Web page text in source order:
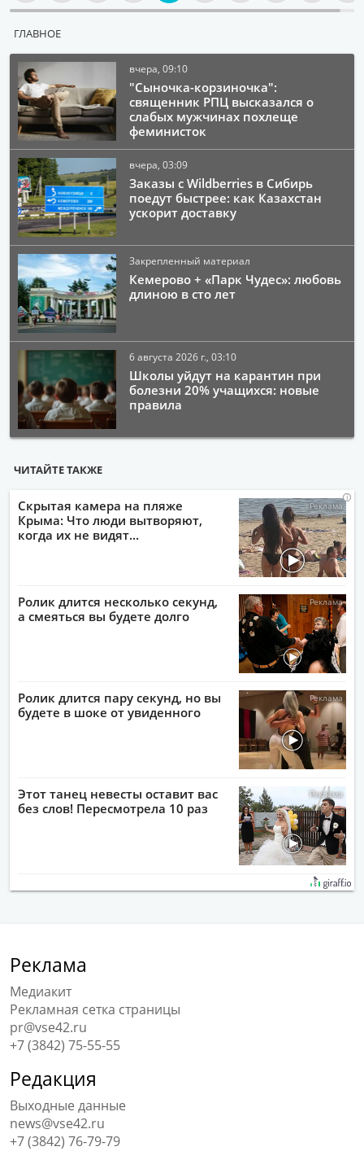
ГЛАВНОЕ
вчера, 09:10
"Сыночка-корзиночка":
священник РПЦ высказался о
слабых мужчинах похлеще
феминисток
вчера, 03:09
Заказы с Wildberries в Сибирь
поедут быстрее: как Казахстан
ускорит доставку
Закрепленный материал
Кемерово + «Парк Чудес»: любовь
длиною в сто лет
6 августа 2026 г., 03:10
Школы уйдут на карантин при
болезни 20% учащихся: новые
правила
ЧИТАЙТЕ ТАКЖЕ
i
Скрытая камера на пляже
Крыма: Что люди вытворяют,
когда их не видят...
i
Ролик длится несколько секунд,
а смеяться вы будете долго
i
Ролик длится пару секунд, но вы
будете в шоке от увиденного
i
Этот танец невесты оставит вас
без слов! Пересмотрела 10 раз
Реклама
Медиакит
Рекламная сетка страницы
pr@vse42.ru
+7 (3842) 75-55-55
Редакция
Выходные данные
news@vse42.ru
+7 (3842) 76-79-79